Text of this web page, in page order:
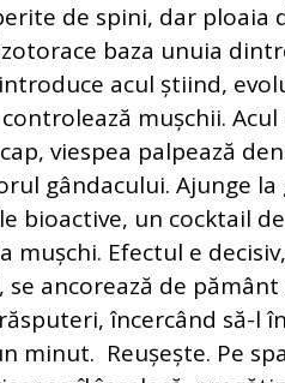
de spini, dar ploaia
baza unuia
acul știind,
mușchii.
viespea palpează
gândacului. Ajunge la
bioactive, un cocktail
Efectul e
se ancorează de
încercând să-l
minut. Reușește. Pe